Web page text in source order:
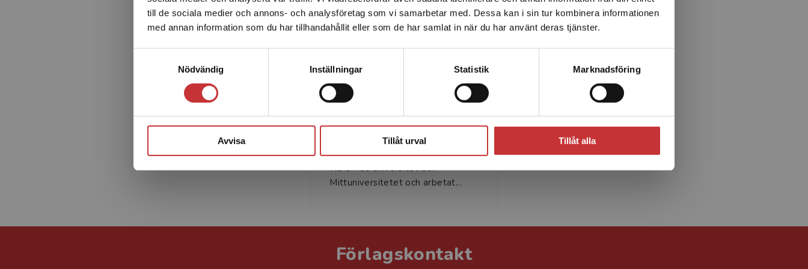
till de sociala medier och annons- och analysföretag som vi samarbetar med. Dessa kan i sin tur kombinera informationen
med annan information som du har tillhandahållit eller som de har samlat in när du har använt deras tjänster.
Nödvändig
Inställningar Statistik Marknadsföring
Avvisa Tillåt urval Tillåt alla
Sverige. För att kunna slutföra ett köp måste
leveransadressen vara i Sverige.Läs mer
Frank Wikström är docent i
matematik vid Lunds universitet.
Han har tidigare även undervisat
vid Umeå universitet och
Mittuniversitetet och arbetat...
Förlagskontakt